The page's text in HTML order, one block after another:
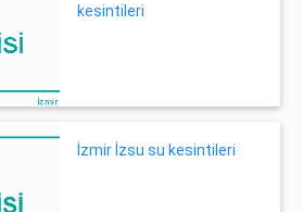
kesintileri
İzmir İzsu su kesintileri